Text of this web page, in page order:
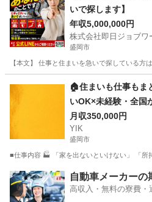
いで探します】
年収5,000,000円
株式会社即日ジョブワ
盛岡市
【本文】 仕事と住まいを急いで探している
その他
🏠住まいも仕事もま
いOK×未経験・全国
月収350,000円
YIK
盛岡市
■仕事内容 🏭 「家を出ないといけない」 「所
岩手 盛岡市 その他 未経験
自動車メーカーの
高収入・無料の寮費・